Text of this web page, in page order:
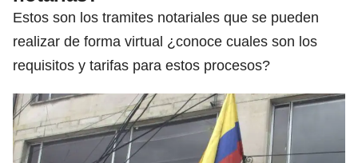
Estos son los tramites notariales que se pueden
realizar de forma virtual ¿conoce cuales son los
requisitos y tarifas para estos procesos?